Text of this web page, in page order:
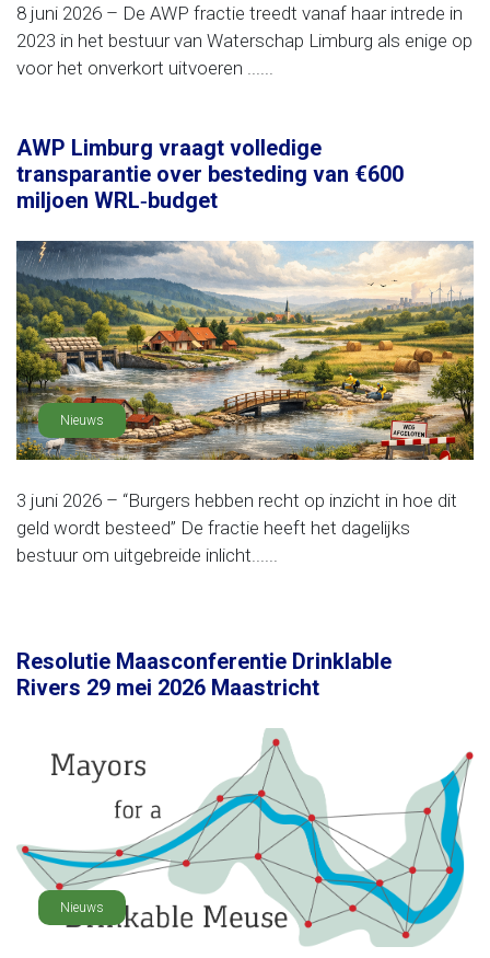
8 juni 2026 – De AWP fractie treedt vanaf haar intrede in
2023 in het bestuur van Waterschap Limburg als enige op
voor het onverkort uitvoeren ......
AWP Limburg vraagt volledige
transparantie over besteding van €600
miljoen WRL‑budget
Nieuws
3 juni 2026 – “Burgers hebben recht op inzicht in hoe dit
geld wordt besteed” De fractie heeft het dagelijks
bestuur om uitgebreide inlicht......
Resolutie Maasconferentie Drinklable
Rivers 29 mei 2026 Maastricht
Nieuws